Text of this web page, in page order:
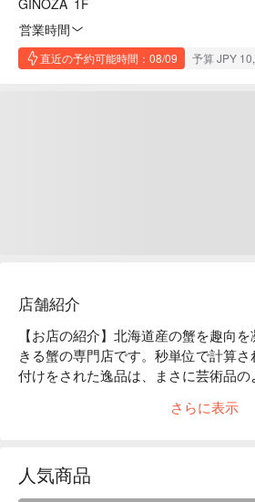
GINOZA 1F
営業時間
直近の予約可能時間：08/09 予算 JPY
店舗紹介
【お店の紹介】北海道産の蟹を趣向
きる蟹の専門店です。秒単位で計算
付けをされた逸品は、まさに芸術品の
り、さまざまなペアリングをお楽しみ
みご飯付きのコースを頂きました！」
【看板メニュー】
さらに表示
人気商品